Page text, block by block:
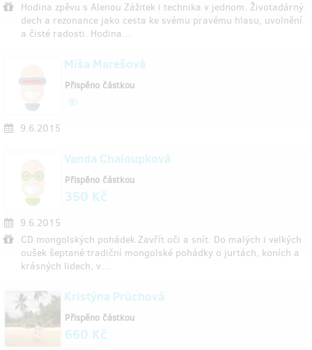
Hodina zpěvu s Alenou Zážitek i technika v jednom. Životadárný
dech a rezonance jako cesta ke svému pravému hlasu, uvolnění
a čisté radosti. Hodina…
Míša Marešová
9.6.2015
Přispěno částkou
Vanda Chaloupková
9.6.2015
CD mongolských pohádek Zavřít oči a snít. Do malých i velkých
oušek šeptané tradiční mongolské pohádky o jurtách, koních a
krásných lidech, v…
Přispěno částkou
350 Kč
Kristýna Průchová
Přispěno částkou
660 Kč